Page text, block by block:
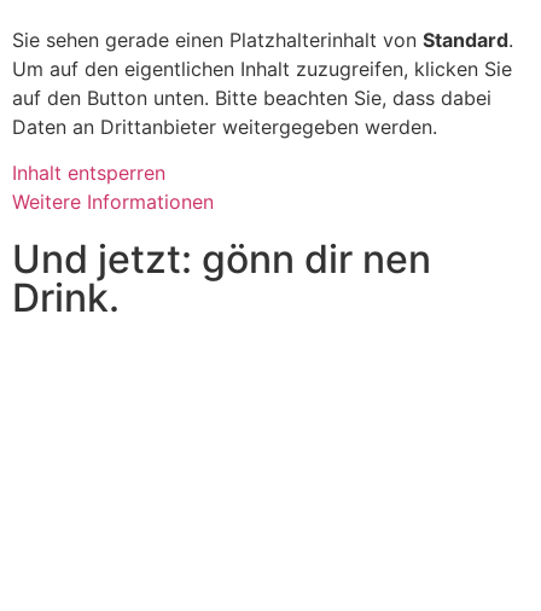
Sie sehen gerade einen Platzhalterinhalt von Standard.
Um auf den eigentlichen Inhalt zuzugreifen, klicken Sie
auf den Button unten. Bitte beachten Sie, dass dabei
Daten an Drittanbieter weitergegeben werden.
Inhalt entsperren
Weitere Informationen
Und jetzt: gönn dir nen
Drink.